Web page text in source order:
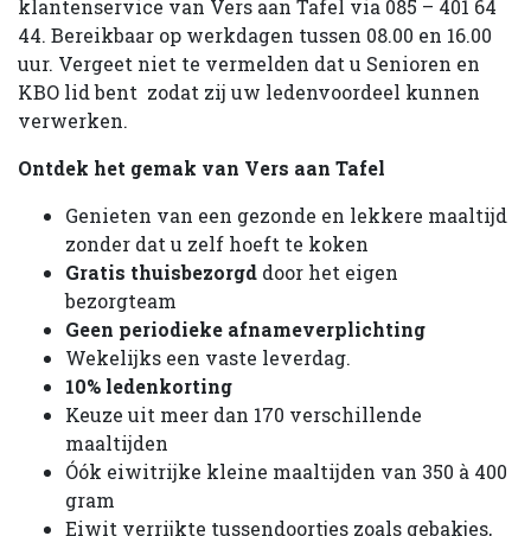
klantenservice van Vers aan Tafel via 085 – 401 64
44. Bereikbaar op werkdagen tussen 08.00 en 16.00
uur. Vergeet niet te vermelden dat u Senioren en
KBO lid bent zodat zij uw ledenvoordeel kunnen
verwerken.
Ontdek het gemak van Vers aan Tafel
Genieten van een gezonde en lekkere maaltijd
zonder dat u zelf hoeft te koken
Gratis thuisbezorgd door het eigen
bezorgteam
Geen periodieke afnameverplichting
Wekelijks een vaste leverdag.
10% ledenkorting
Keuze uit meer dan 170 verschillende
maaltijden
Óók eiwitrijke kleine maaltijden van 350 à 400
gram
Eiwit verrijkte tussendoortjes zoals gebakjes,